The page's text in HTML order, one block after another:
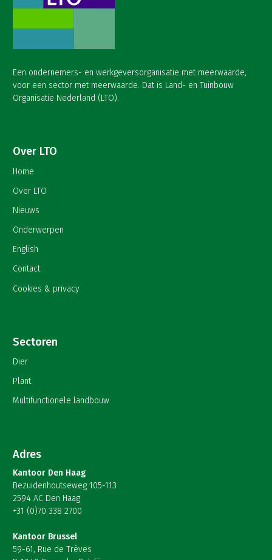
Een ondernemers- en werkgeversorganisatie met meerwaarde,
voor een sector met meerwaarde. Dat is Land- en Tuinbouw
Organisatie Nederland (LTO).
Over LTO
Home
Over LTO
Nieuws
Onderwerpen
English
Contact
Cookies & privacy
Sectoren
Dier
Plant
Multifunctionele landbouw
Adres
Kantoor Den Haag
Bezuidenhoutseweg 105-113
2594 AC Den Haag
+31 (0)70 338 2700
Kantoor Brussel
59-61, Rue de Trèves